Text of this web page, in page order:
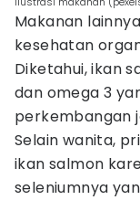
Makanan
kesehatan
Diketahui, ikan
dan omega 3
perkembangan
Selain wanita,
ikan salmon
seleniumnya